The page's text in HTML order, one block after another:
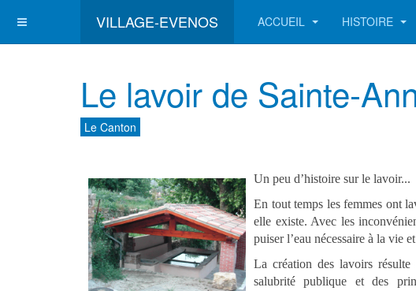
VILLAGE-EVENOS ACCUEIL HISTOIRE
Le lavoir de Sainte-
Le Canton
Un peu d’histoire sur le lavoir...
En tout temps les femmes ont
elle existe. Avec les
puiser l’eau nécessaire à la vie
La création des lavoirs résulte
salubrité publique et des